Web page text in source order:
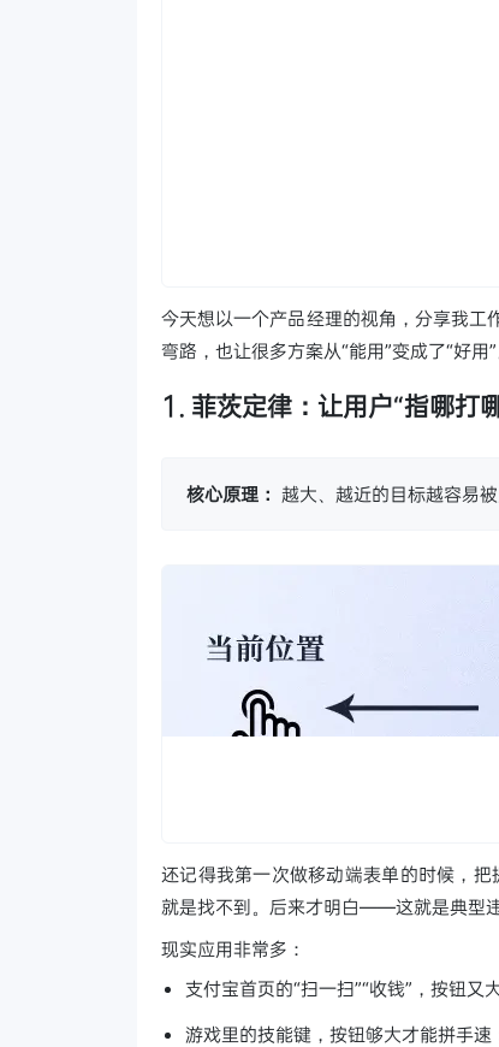
今天想以一个产品经理的视角，分享我工
弯路，也让很多方案从“能用”变成了“好
1. 菲茨定律：让用户“指哪打
核心原理： 越大、越近的目标越容易
还记得我第一次做移动端表单的时候，
就是找不到。后来才明白——这就是典型违
现实应用非常多：
支付宝首页的“扫一扫”“收钱”，按钮又
游戏里的技能键，按钮够大才能拼手速